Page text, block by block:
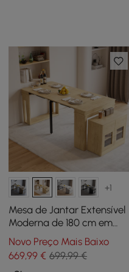
+1
Mesa de Jantar Extensível
Moderna de 180 cm em
Madeira Natural com
Aparador, para 2-4 Pessoas
Novo Preço Mais Baixo
669,99 € 699,99 €